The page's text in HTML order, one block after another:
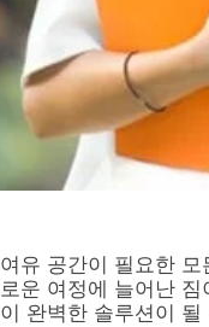
여유 공간이 필요한
로운 여정에 늘어난
이 완벽한 솔루션이